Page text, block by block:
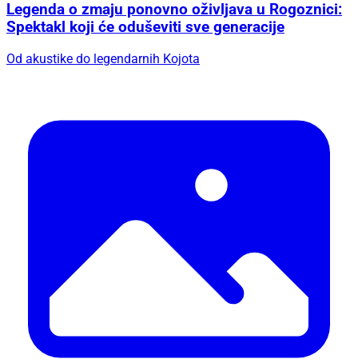
Legenda o zmaju ponovno oživljava u Rogoznici:
Spektakl koji će oduševiti sve generacije
Od akustike do legendarnih Kojota